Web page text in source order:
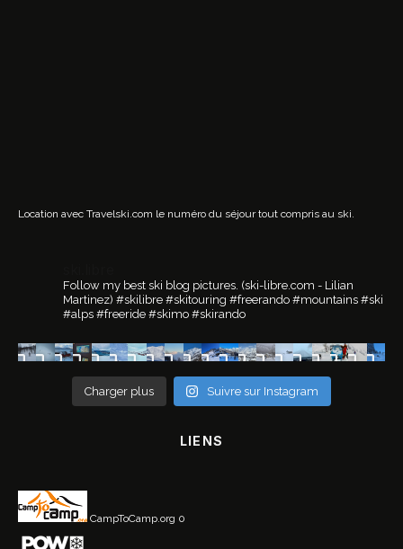
Location avec Travelski.com le numéro du séjour tout compris au ski.
Follow my best ski blog pictures. (ski-libre.com - Lilian
Martinez) #skilibre #skitouring #freerando #mountains #ski
#alps #freeride #skimo #skirando
Charger plus Suivre sur Instagram
LIENS
CampToCamp.org 0